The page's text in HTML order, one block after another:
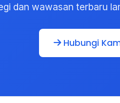
dan wawasan terbaru
Hubungi